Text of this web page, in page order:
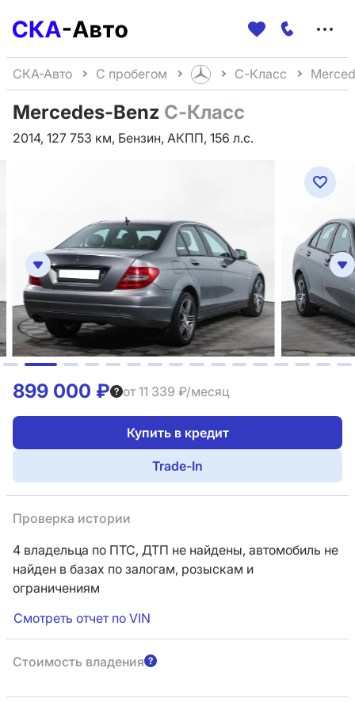
СКА-Авто С пробегом C-Класс
Mercedes-Benz C-Класс
2014, 127 753 км, Бензин, АКПП, 156 л.с.
899 000 ₽ от 11 339 ₽/месяц
Купить в кредит
Trade-In
Проверка истории
4 владельца по ПТС, ДТП не найдены, автомобиль не
найден в базах по залогам, розыскам и
ограничениям
Смотреть отчет по VIN
Стоимость владения